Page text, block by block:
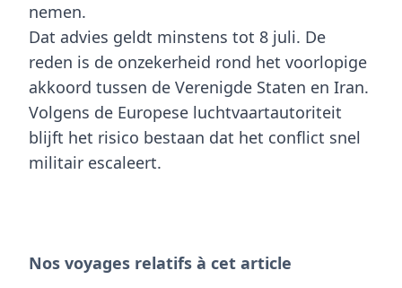
nemen.
Dat advies geldt minstens tot 8 juli. De
reden is de onzekerheid rond het voorlopige
akkoord tussen de Verenigde Staten en Iran.
Volgens de Europese luchtvaartautoriteit
blijft het risico bestaan dat het conflict snel
militair escaleert.
Nos voyages relatifs à cet article